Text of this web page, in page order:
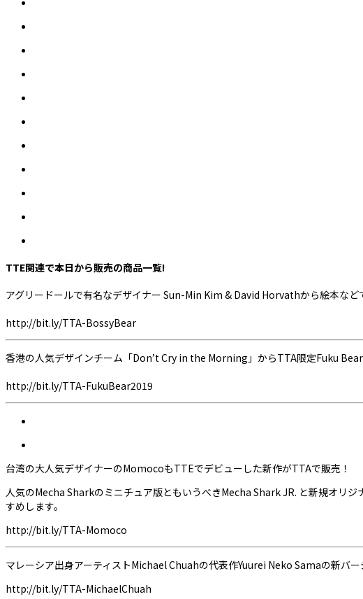
TTE関連で本日から販売の商品一覧!
アグリードールで有名なデザイナー Sun-Min Kim & David Horvathから絵本な
http://bit.ly/TTA-BossyBear
香港の人気デザインチーム「Don’t Cry in the Morning」からTTA限定Fuku
http://bit.ly/TTA-FukuBear2019
台湾の大人気デザイナーのMomocoもTTEでデビューした新作がTTAで販売！
人気のMecha Sharkのミニチュア版ともいうべきMecha Shark JR. と新規オリ
すめします。
http://bit.ly/TTA-Momoco
マレーシア出身アーティストMichael Chuahの代表作Yuurei Neko Samaの新バ
http://bit.ly/TTA-MichaelChuah